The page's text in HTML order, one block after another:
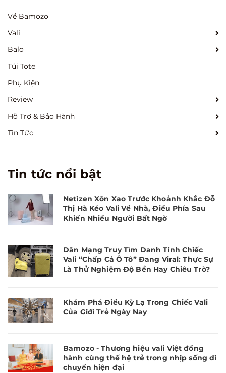
Về Bamozo
Vali
Balo
Túi Tote
Phụ Kiện
Review
Hỗ Trợ & Bảo Hành
Tin Tức
Tin tức nổi bật
Netizen Xôn Xao Trước Khoảnh Khắc Đỗ
Thị Hà Kéo Vali Về Nhà, Điều Phía Sau
Khiến Nhiều Người Bất Ngờ
Dân Mạng Truy Tìm Danh Tính Chiếc
Vali “Chấp Cả Ô Tô” Đang Viral: Thực Sự
Là Thử Nghiệm Độ Bền Hay Chiêu Trò?
Khám Phá Điều Kỳ Lạ Trong Chiếc Vali
Của Giới Trẻ Ngày Nay
Bamozo - Thương hiệu vali Việt đồng
hành cùng thế hệ trẻ trong nhịp sống di
chuyển hiện đại